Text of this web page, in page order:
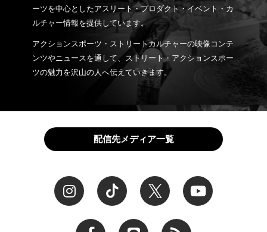
ーツを中心としたアスリート・プロダクト・イベント・カ
ルチャー情報を提供しています。
アクションスポーツ・ストリートカルチャーの映像コンテ
ンツやニュースを通して、ストリート・アクションスポー
ツの魅力を沢山の人へ伝えていきます。
配信先メディア一覧